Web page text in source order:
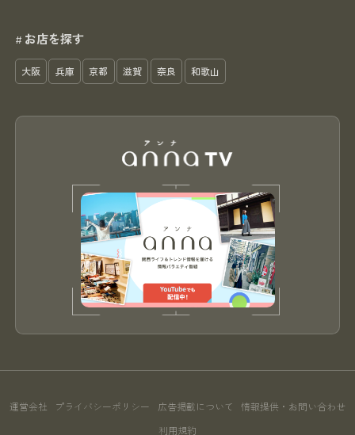
# お店を探す
大阪 兵庫 京都 滋賀 奈良 和歌山
運営会社 プライバシーポリシー 広告掲載について 情報提供・お問い合わせ
利用規約